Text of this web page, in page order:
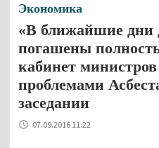
Экономика
«В ближайшие дни
погашены
кабинет министров
проблемами
заседании
07.09.2016 11:22